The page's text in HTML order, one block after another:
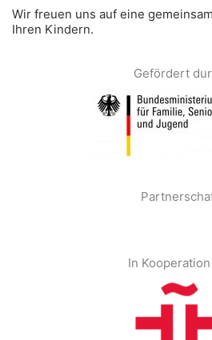
Wir freuen uns auf eine
Ihren Kindern.
Gefördert
In